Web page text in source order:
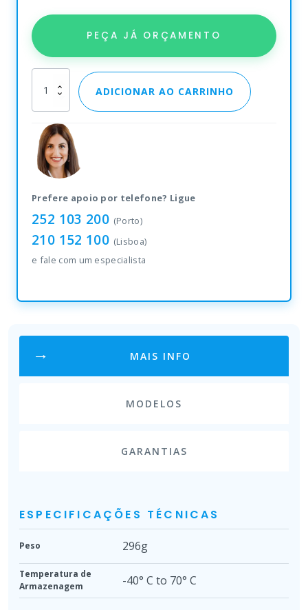
PEÇA JÁ ORÇAMENTO
MC2700
ADICIONAR AO CARRINHO
Prefere apoio por telefone? Ligue
252 103 200 (Porto)
210 152 100 (Lisboa)
e fale com um especialista
MAIS INFO
MODELOS
GARANTIAS
ESPECIFICAÇÕES TÉCNICAS
Peso 296g
Temperatura de
Armazenagem
-40° C to 70° C